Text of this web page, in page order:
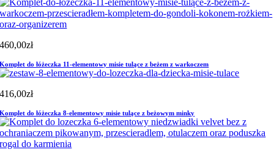
460,00zł
Komplet do łóżeczka 11-elementowy misie tulące z beżem z warkoczem
416,00zł
Komplet do łóżeczka 8-elementowy misie tulące z beżowym minky